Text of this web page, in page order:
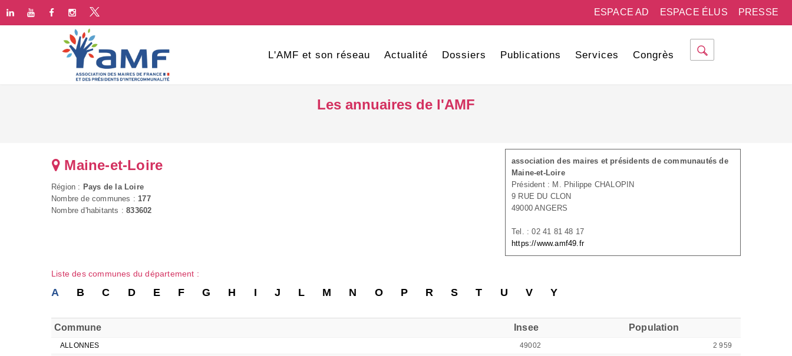
PRESSE
ESPACE ÉLUS
ESPACE AD
L'AMF et son réseau Actualité Dossiers Publications Services Congrès
Les annuaires de l'AMF
association des maires et présidents de communautés de
Maine-et-Loire
Président : M. Philippe CHALOPIN
9 RUE DU CLON
49000 ANGERS
Tel. : 02 41 81 48 17
https://www.amf49.fr
Maine-et-Loire
Région : Pays de la Loire
Nombre de communes :177
Nombre d'habitants :833602
Liste des communes du département :
A B C D E F G H I J L M N O P R S T U V Y
Commune Insee Population
ALLONNES 49002
2 959